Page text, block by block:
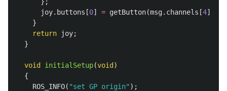
joy. buttons [0] = getButton(msg. channels [4]);
}
return
joy;
}
void initialSetup(void )
{
ROS_INFO( "set GP origin" );